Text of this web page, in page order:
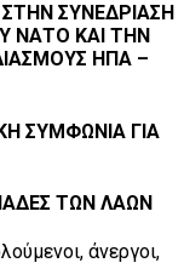
ΣΥΝΕΔΡΙΑΣΗ
ΝΑΤΟ ΚΑΙ ΤΗΝ
ΗΠΑ –
ΣΥΜΦΩΝΙΑ ΓΙΑ
ΤΩΝ ΛΑΩΝ
άνεργοι,